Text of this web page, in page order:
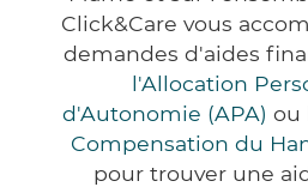
Click&Care vous
demandes d'aides
l'Allocation
d'Autonomie (APA) ou
Compensation du
pour trouver une